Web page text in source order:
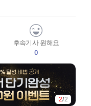
후속기사 원해요
0
1/2